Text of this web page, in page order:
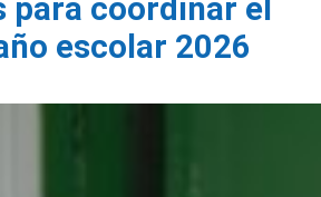
para coordinar el
escolar 2026